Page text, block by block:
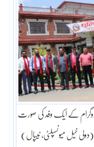
پروگرام کے ایک وفد کی صورت
خیل میونسپلٹی، نیپال)